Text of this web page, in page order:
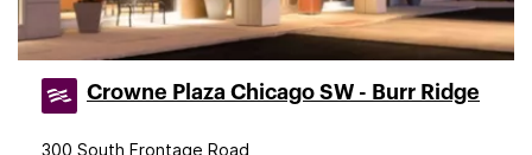
Crowne Plaza Chicago SW - Burr Ridge
300 South Frontage Road